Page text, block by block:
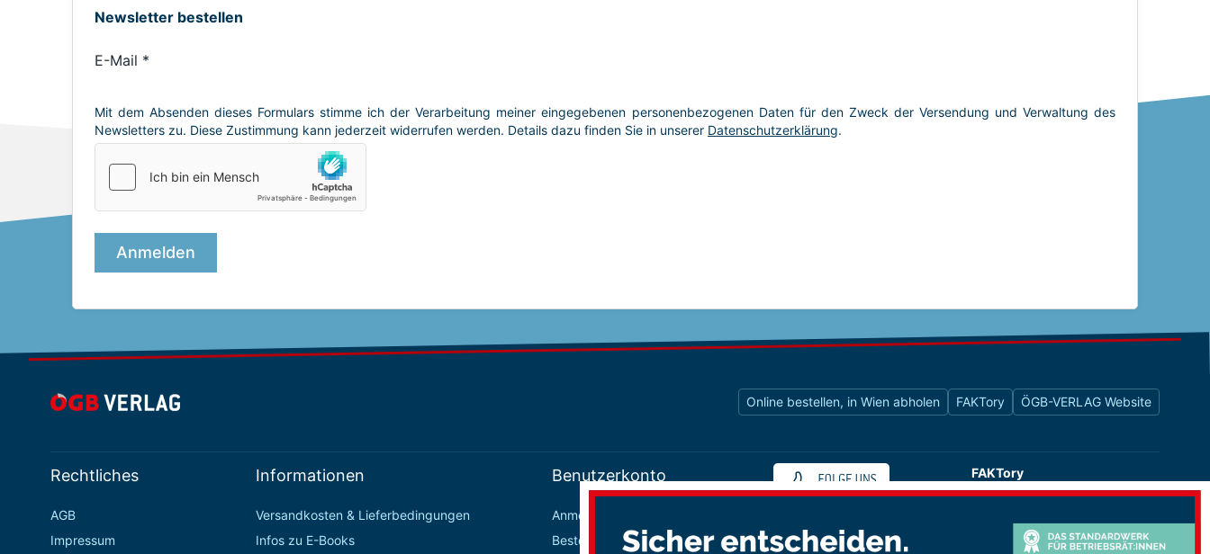
Online bestellen, in Wien abholen FAKTory ÖGB-VERLAG Website
Rechtliches
AGB
Impressum
Informationen
Versandkosten & Lieferbedingungen
Infos zu E-Books
Benutzerkonto
Anmelden / Registrieren
Bestellungen
FAKTory
Buchhandlung des ÖGB-Verlags
1010 Wien